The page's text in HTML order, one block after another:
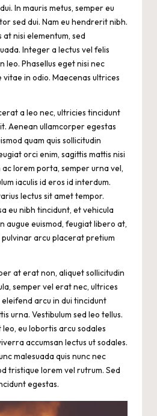
In mauris metus, semper eu
sed dui. Nam eu hendrerit nibh.
nisi elementum, sed
Integer a lectus vel felis
leo. Phasellus eget nisi nec
in odio. Maecenas ultrices
a leo nec, ultricies tincidunt
Aenean ullamcorper egestas
quam quis sollicitudin
orci enim, sagittis mattis nisi
ac lorem porta, semper urna vel,
iaculis id eros id interdum.
lectus sit amet tempor.
eu nibh tincidunt, et vehicula
augue euismod, feugiat libero at,
arcu placerat pretium
at erat non, aliquet sollicitudin
semper vel erat nec, ultrices
arcu in dui tincidunt
urna. Vestibulum sed leo tellus.
eu lobortis arcu sodales
accumsan lectus ut sodales.
malesuada quis nunc nec
tristique lorem vel rutrum. Sed
egestas.